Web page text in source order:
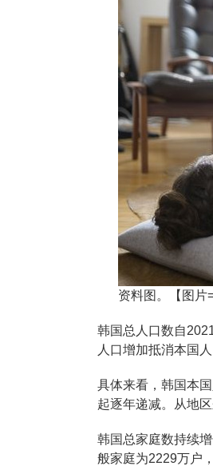
资料图。【图片=
韩国总人口数自
人口增加抵消本国
具体来看，韩国本
起逐年递减。从地
韩国总家庭数持续
般家庭为2229万户